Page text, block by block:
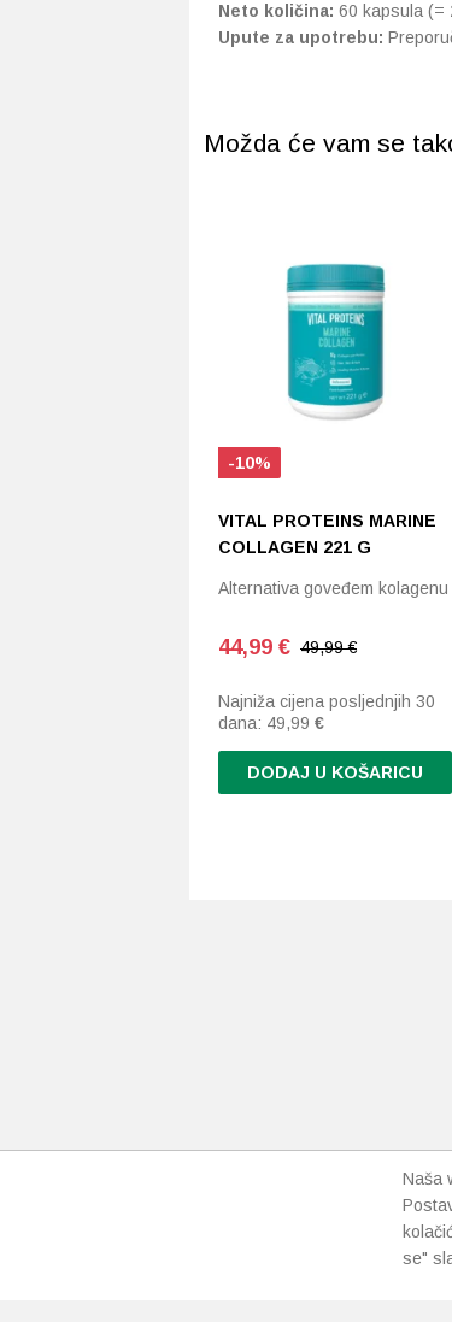
Neto količina: 60 kapsula (=
Upute za upotrebu:
Možda će vam se
-10%
VITAL PROTEINS MARINE
COLLAGEN 221 G
Alternativa goveđem kolagenu
44,99 € 49,99 €
Najniža cijena posljednjih 30
dana: 49,99 €
DODAJ U KOŠARICU
Naša
se"